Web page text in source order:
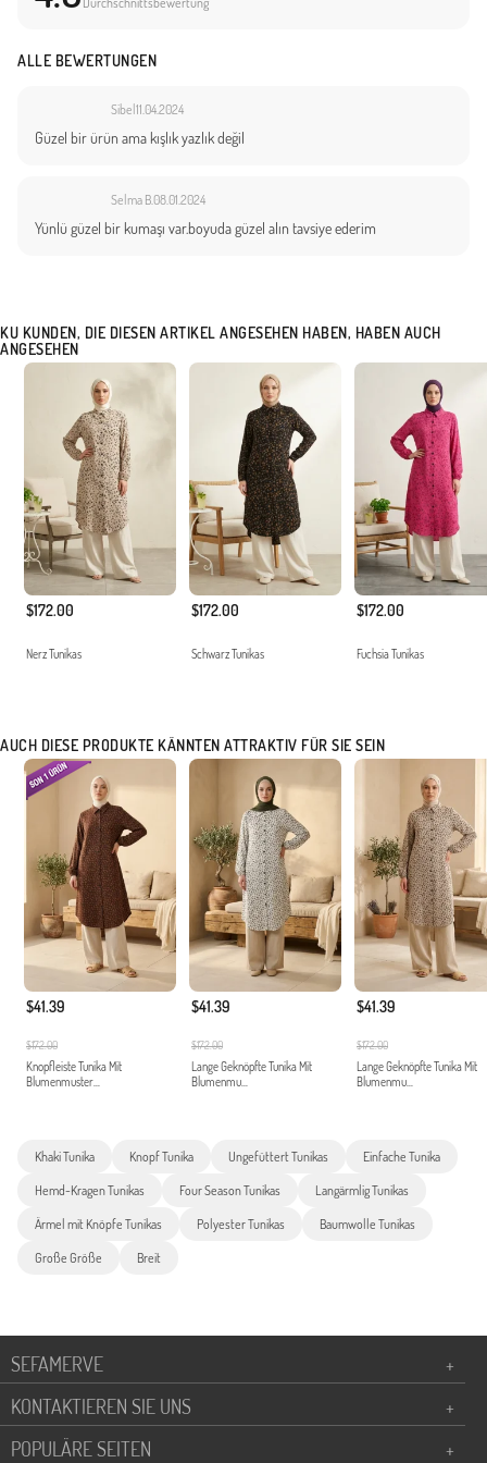
ALLE BEWERTUNGEN
Sibel 11.04.2024
Güzel bir ürün ama kışlık yazlık değil
Selma B.08.01.2024
Yünlü güzel bir kumaşı var.boyuda güzel alın tavsiye ederim
KU KUNDEN, DIE DIESEN ARTIKEL ANGESEHEN HABEN, HABEN AUCH
ANGESEHEN
$172.00
Nerz Tunikas
$172.00
Schwarz Tunikas
$172.00
Fuchsia Tunikas
AUCH DIESE PRODUKTE KÄNNTEN ATTRAKTIV FÜR SIE SEIN
$41.39
$172.00
Knopfleiste Tunika Mit
Blumenmuster...
$41.39
$172.00
Lange Geknöpfte Tunika Mit
Blumenmu...
$41.39
$172.00
Lange Geknöpfte Tunika Mit
Blumenmu...
Khaki Tunika Knopf Tunika Ungefüttert Tunikas Einfache Tunika
Hemd-Kragen Tunikas Four Season Tunikas Langärmlig Tunikas
Ärmel mit Knöpfe Tunikas Polyester Tunikas Baumwolle Tunikas
Große Größe Breit
SEFAMERVE
+
KONTAKTIEREN SIE UNS
+
POPULÄRE SEITEN
+